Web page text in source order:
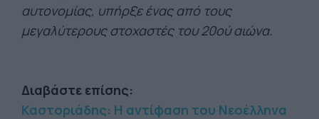
αυτονομίας, υπήρξε ένας από τους
μεγαλύτερους στοχαστές του 20ού αιώνα.
Διαβάστε επίσης:
Καστοριάδης: Η αντίφαση του Nεοέλληνα